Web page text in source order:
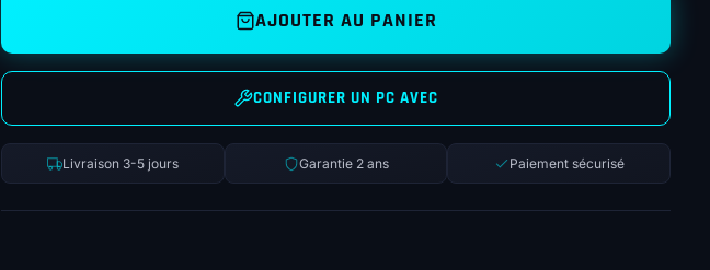
AJOUTER AU PANIER
CONFIGURER UN PC AVEC
Livraison 3-5 jours Garantie 2 ans Paiement sécurisé